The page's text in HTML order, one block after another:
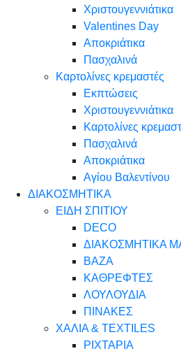
Χριστουγεννιάτικα
Valentines Day
Αποκριάτικα
Πασχαλινά
Καρτολίνες κρεμαστές
Εκπτώσεις
Χριστουγεννιάτικα
Καρτολίνες
Πασχαλινά
Αποκριάτικα
Αγίου Βαλεντίνου
ΔΙΑΚΟΣΜΗΤΙΚΑ
ΕΙΔΗ ΣΠΙΤΙΟΥ
DECO
ΔΙΑΚΟΣΜΗΤΙΚΑ
ΒΑΖΑ
ΚΑΘΡΕΦΤΕΣ
ΛΟΥΛΟΥΔΙΑ
ΠΙΝΑΚΕΣ
ΧΑΛΙΑ & TEXTILES
ΡΙΧΤΑΡΙΑ